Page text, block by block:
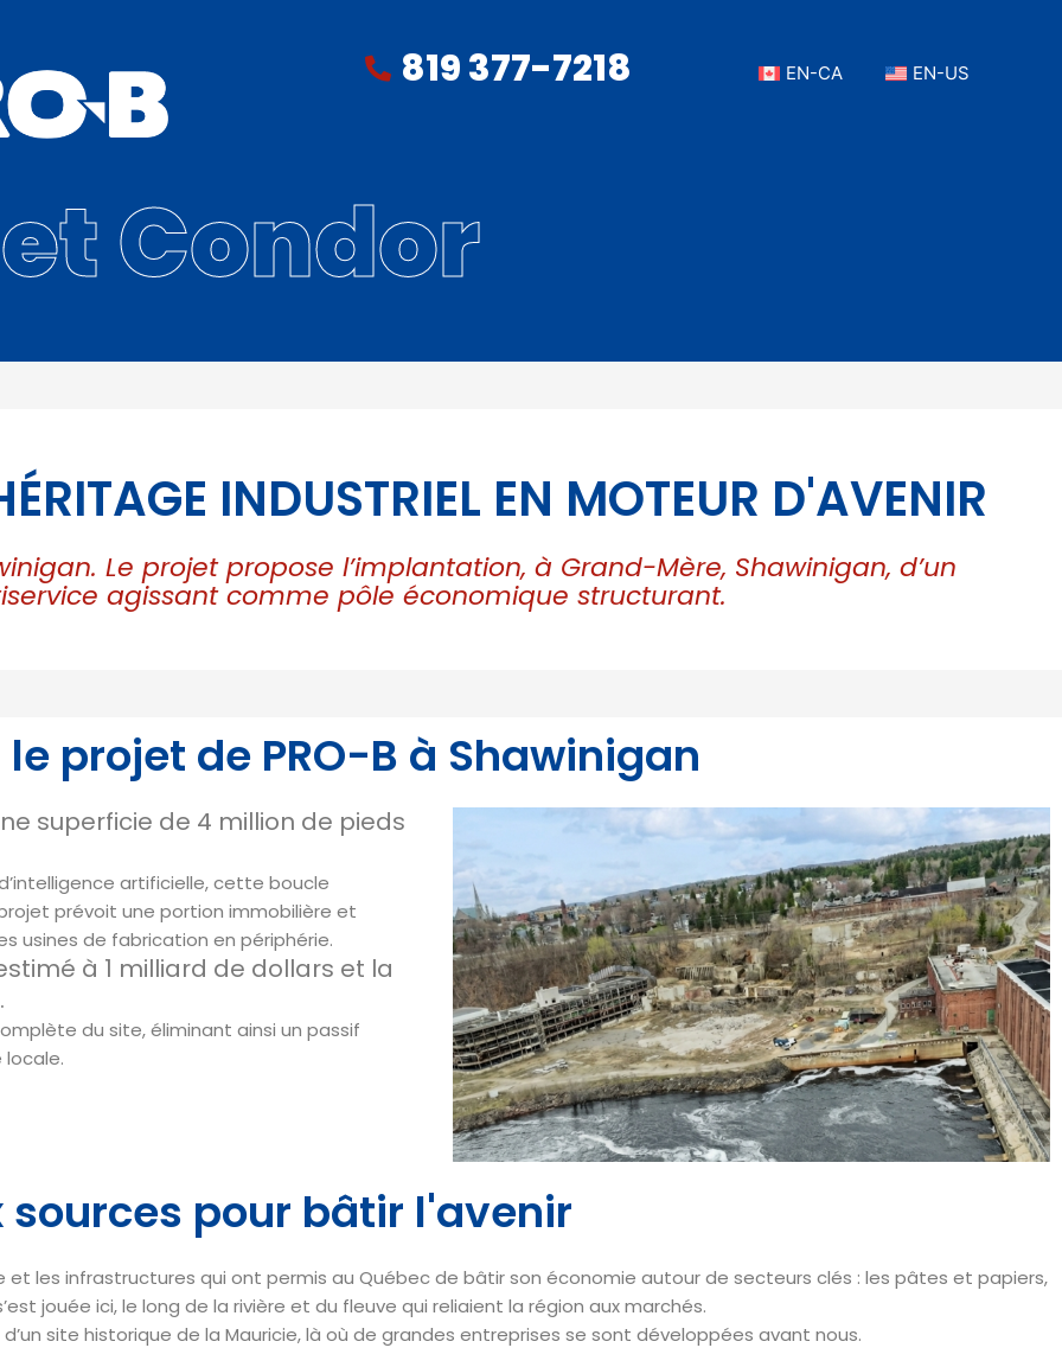
819 377-7218 EN-CA EN-US
Condor
INDUSTRIEL EN MOTEUR D'AVENIR
Le projet propose l’implantation, à Grand-Mère, Shawinigan, d’un
agissant comme pôle économique structurant.
le projet de PRO-B à Shawinigan
superficie de 4 million de pieds
artificielle, cette boucle
prévoit une portion immobilière et
usines de fabrication en périphérie.
à 1 milliard de dollars et la
du site, éliminant ainsi un passif
sources pour bâtir l'avenir
et les infrastructures qui ont permis au Québec de bâtir son économie autour de secteurs clés : les pâtes et papiers,
jouée ici, le long de la rivière et du fleuve qui reliaient la région aux marchés.
site historique de la Mauricie, là où de grandes entreprises se sont développées avant nous.